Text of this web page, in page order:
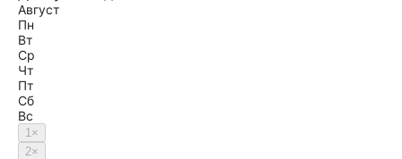
Август
Пн
Вт
Ср
Чт
Пт
Сб
Вс
1×
2×